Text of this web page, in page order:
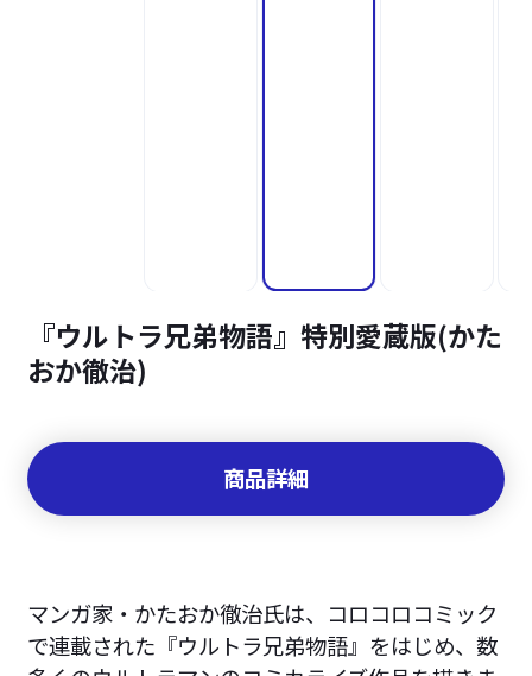
『ウルトラ兄弟物語』特別愛蔵版(かた
おか徹治)
商品詳細
マンガ家・かたおか徹治氏は、コロコロコミック
で連載された『ウルトラ兄弟物語』をはじめ、数